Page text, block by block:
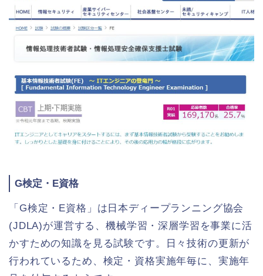
G検定・E資格
「G検定・E資格」は日本ディープランニング協会
(JDLA)が運営する、機械学習・深層学習を事業に活
かすための知識を見る試験です。日々技術の更新が
行われているため、検定・資格実施年毎に、実施年